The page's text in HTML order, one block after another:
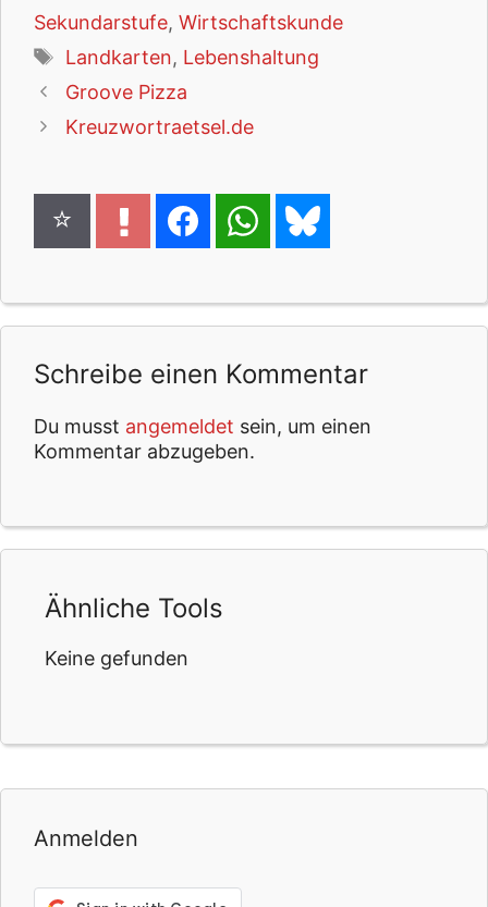
Sekundarstufe, Wirtschaftskunde
Schlagwörter
Landkarten, Lebenshaltung
Groove Pizza
Kreuzwortraetsel.de
Schreibe einen Kommentar
Du musst angemeldet sein, um einen
Kommentar abzugeben.
Ähnliche Tools
Keine gefunden
Anmelden